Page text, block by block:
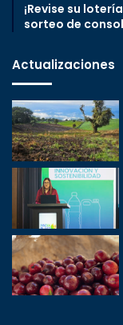
¡Revise su
sorteo de
Actualizaciones